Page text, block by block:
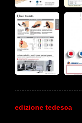
edizione tedesca